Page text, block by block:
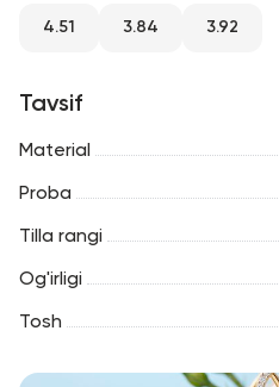
4.51 3.84 3.92
Tavsif
Material
Proba
Tilla rangi
Og'irligi
Tosh